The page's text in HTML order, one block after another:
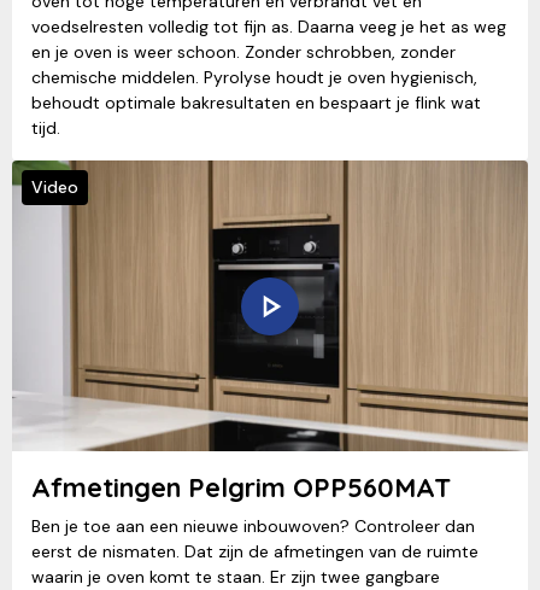
voedselresten volledig tot fijn as. Daarna veeg je het as weg
en je oven is weer schoon. Zonder schrobben, zonder
chemische middelen. Pyrolyse houdt je oven hygienisch,
behoudt optimale bakresultaten en bespaart je flink wat
tijd.
Video
Afmetingen Pelgrim OPP560MAT
Ben je toe aan een nieuwe inbouwoven? Controleer dan
eerst de nismaten. Dat zijn de afmetingen van de ruimte
waarin je oven komt te staan. Er zijn twee gangbare